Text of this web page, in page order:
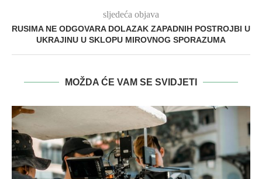
sljedeća objava
RUSIMA NE ODGOVARA DOLAZAK ZAPADNIH POSTROJBI U
UKRAJINU U SKLOPU MIROVNOG SPORAZUMA
MOŽDA ĆE VAM SE SVIDJETI